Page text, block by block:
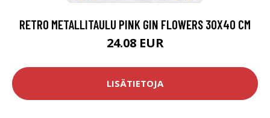
RETRO METALLITAULU PINK GIN FLOWERS 30X40 CM
24.08 EUR
LISÄTIETOJA